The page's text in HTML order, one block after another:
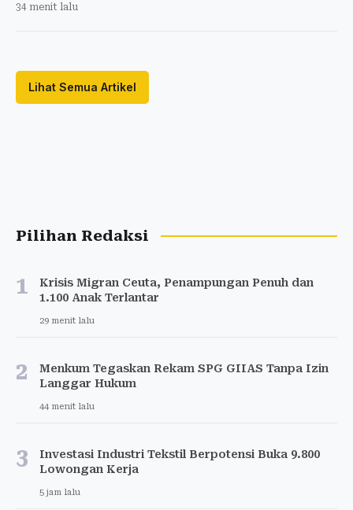
34 menit lalu
Lihat Semua Artikel
Pilihan Redaksi
1
Krisis Migran Ceuta, Penampungan Penuh dan
1.100 Anak Terlantar
29 menit lalu
2
Menkum Tegaskan Rekam SPG GIIAS Tanpa Izin
Langgar Hukum
44 menit lalu
3
Investasi Industri Tekstil Berpotensi Buka 9.800
Lowongan Kerja
5 jam lalu